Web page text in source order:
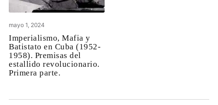
mayo 1, 2024
Imperialismo, Mafia y
Batistato en Cuba (1952-
1958). Premisas del
estallido revolucionario.
Primera parte.